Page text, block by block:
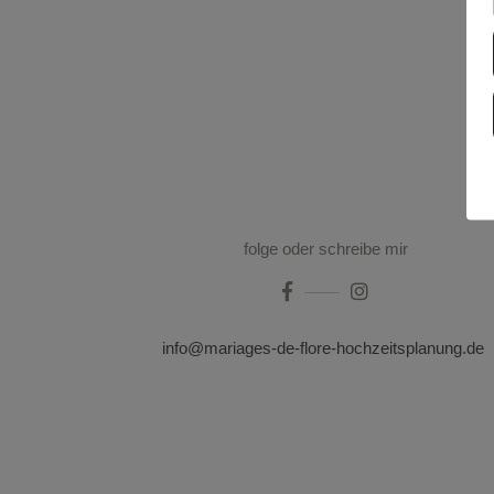
folge oder schreibe mir
info@mariages-de-flore-hochzeitsplanung.de